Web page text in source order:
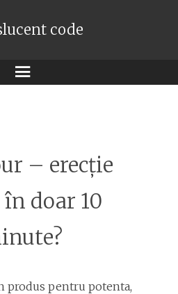
code
Meniu
– erecție
doar 10
produs pentru potenta,